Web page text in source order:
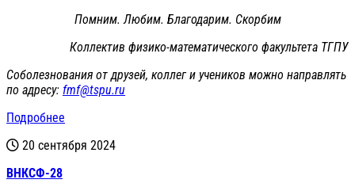
Помним. Любим. Благодарим. Скорбим
Коллектив физико-математического факультета ТГПУ
Соболезнования от друзей, коллег и учеников можно направлять
по адресу: fmf@tspu.ru
Подробнее
20 сентября 2024
ВНКСФ-28